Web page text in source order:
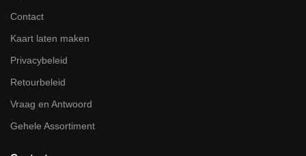
Contact
Kaart laten maken
Privacybeleid
Retourbeleid
Vraag en Antwoord
Gehele Assortiment